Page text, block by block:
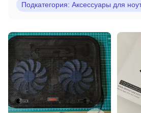
Подкатегория: Аксессуары для